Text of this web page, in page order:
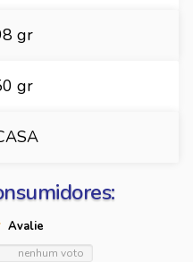
gr
gr
nenhum voto